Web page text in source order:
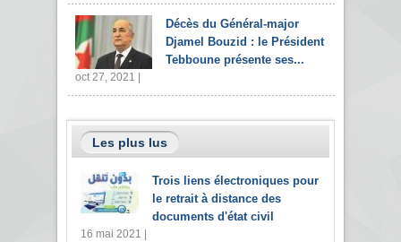
Décès du Général-major
Djamel Bouzid : le Président
Tebboune présente ses...
oct 27, 2021 |
Les plus lus
Trois liens électroniques pour
le retrait à distance des
documents d'état civil
16 mai 2021 |